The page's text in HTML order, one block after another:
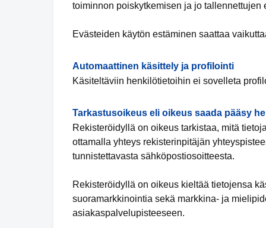
toiminnon poiskytkemisen ja jo tallennettujen
Evästeiden käytön estäminen saattaa
Automaattinen käsittely ja profilointi
Käsiteltäviin henkilötietoihin ei sovelleta
Tarkastusoikeus eli oikeus saada pääsy
Rekisteröidyllä on oikeus tarkistaa, mitä
ottamalla yhteys rekisterinpitäjän
tunnistettavasta sähköpostiosoitteesta.
Rekisteröidyllä on oikeus kieltää tietojensa
suoramarkkinointia sekä markkina- ja
asiakaspalvelupisteeseen.